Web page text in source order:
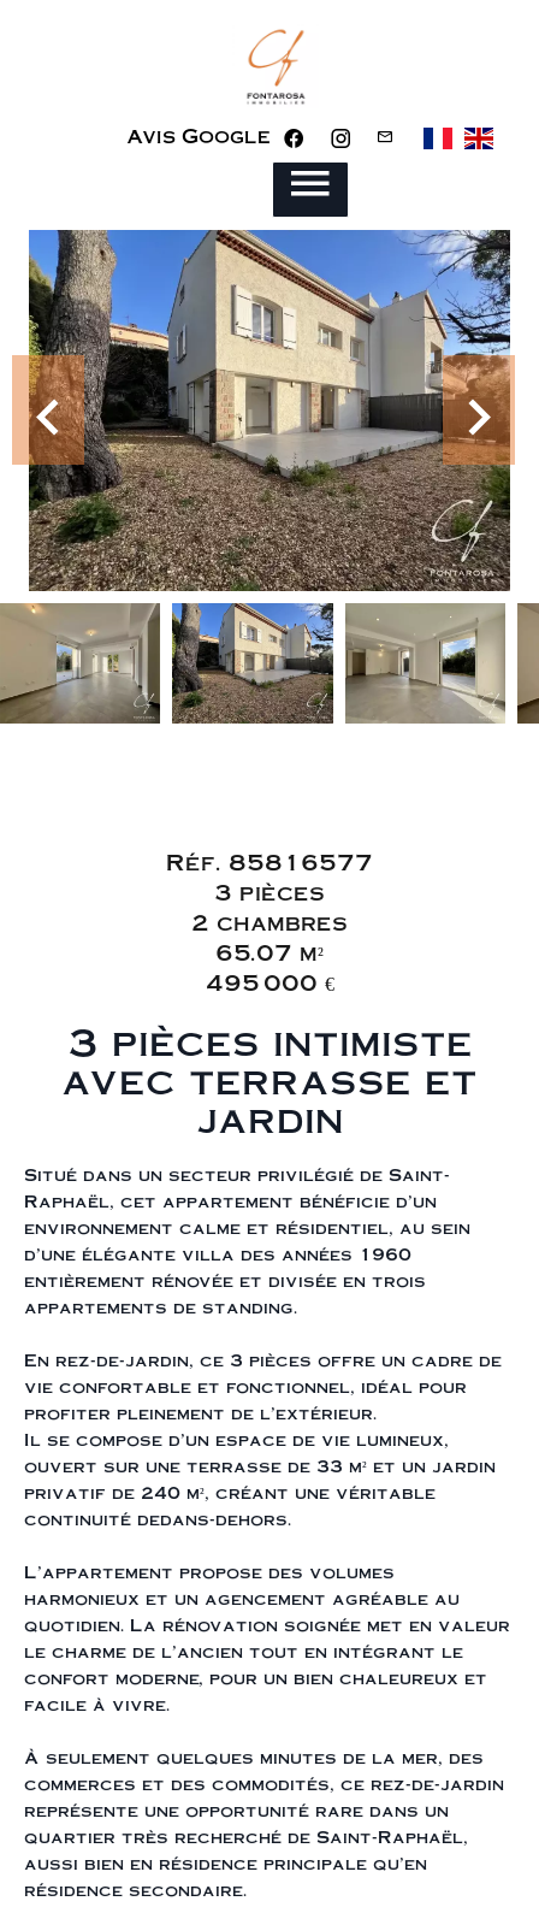
Avis Google
Réf. 85816577
3 pièces
2 chambres
65.07 m²
495 000 €
3 pièces intimiste
avec terrasse et
jardin
Situé dans un secteur privilégié de Saint-
Raphaël, cet appartement bénéficie d’un
environnement calme et résidentiel, au sein
d’une élégante villa des années 1960
entièrement rénovée et divisée en trois
appartements de standing.
En rez-de-jardin, ce 3 pièces offre un cadre de
vie confortable et fonctionnel, idéal pour
profiter pleinement de l’extérieur.
Il se compose d’un espace de vie lumineux,
ouvert sur une terrasse de 33 m² et un jardin
privatif de 240 m², créant une véritable
continuité dedans-dehors.
L’appartement propose des volumes
harmonieux et un agencement agréable au
quotidien. La rénovation soignée met en valeur
le charme de l’ancien tout en intégrant le
confort moderne, pour un bien chaleureux et
facile à vivre.
À seulement quelques minutes de la mer, des
commerces et des commodités, ce rez-de-jardin
représente une opportunité rare dans un
quartier très recherché de Saint-Raphaël,
aussi bien en résidence principale qu’en
résidence secondaire.